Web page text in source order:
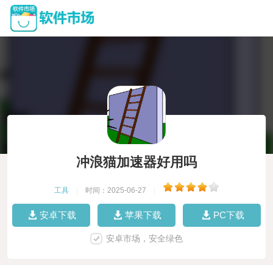
冲浪猫加速器好用吗
工具 时间：2025-06-27
安卓下载 苹果下载 PC下载
安卓市场，安全绿色